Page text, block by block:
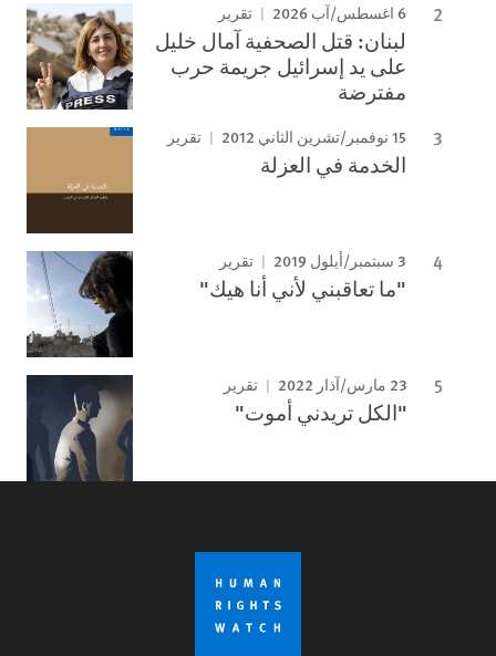
6 اغسطس/آب 2026 تقرير
لبنان: قتل الصحفية آمال خليل
على يد إسرائيل جريمة حرب
مفترضة
15 نوفمبر/تشرين الثاني 2012 تقرير
الخدمة في العزلة
3 سبتمبر/أيلول 2019 تقرير
"ما تعاقبني لأني أنا هيك"
23 مارس/آذار 2022 تقرير
"الكل تريدني أموت"